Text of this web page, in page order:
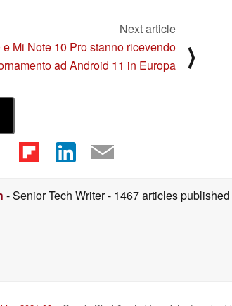
Next article
e Mi Note 10 Pro stanno ricevendo
ad Android 11 in Europa
⟩
- Senior Tech Writer- 1467 articles